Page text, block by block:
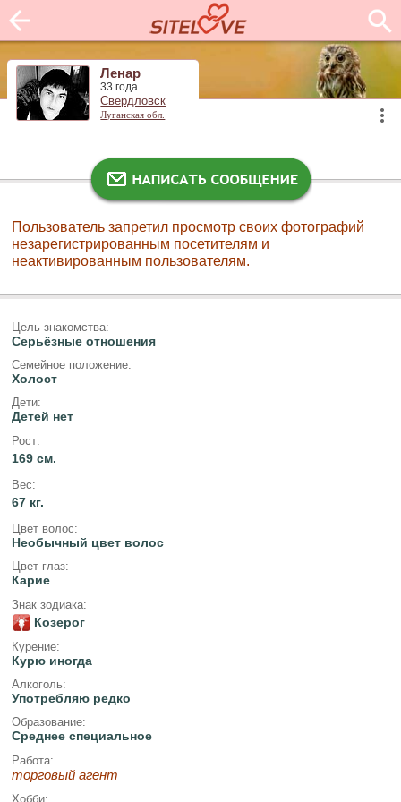
Ленар
33 года
Свердловск
Луганская обл.
Пользователь запретил просмотр своих фотографий
незарегистрированным посетителям и
неактивированным пользователям.
Цель знакомства:
Серьёзные отношения
Семейное положение:
Холост
Дети:
Детей нет
Рост:
169 см.
Вес:
67 кг.
Цвет волос:
Необычный цвет волос
Цвет глаз:
Карие
Знак зодиака:
Козерог
Курение:
Курю иногда
Алкоголь:
Употребляю редко
Образование:
Среднее специальное
Работа:
торговый агент
Хобби: